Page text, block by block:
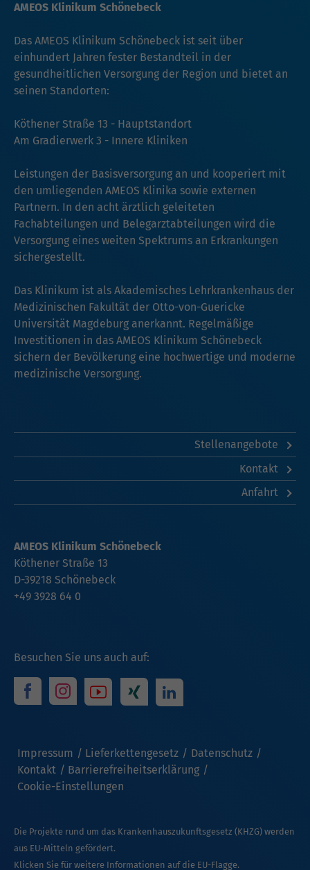
AMEOS Klinikum Schönebeck
Das AMEOS Klinikum Schönebeck ist seit über
einhundert Jahren fester Bestandteil in der
gesundheitlichen Versorgung der Region und bietet an
seinen Standorten:
Köthener Straße 13 - Hauptstandort
Am Gradierwerk 3 - Innere Kliniken
Leistungen der Basisversorgung an und kooperiert mit
den umliegenden AMEOS Klinika sowie externen
Partnern. In den acht ärztlich geleiteten
Fachabteilungen und Belegarztabteilungen wird die
Versorgung eines weiten Spektrums an Erkrankungen
sichergestellt.
Das Klinikum ist als Akademisches Lehrkrankenhaus der
Medizinischen Fakultät der Otto-von-Guericke
Universität Magdeburg anerkannt. Regelmäßige
Investitionen in das AMEOS Klinikum Schönebeck
sichern der Bevölkerung eine hochwertige und moderne
medizinische Versorgung.
Stellenangebote
Kontakt
Anfahrt
Besuchen Sie uns auch auf:
Impressum Lieferkettengesetz
Datenschutz
Kontakt
Barrierefreiheitserklärung
Cookie-Einstellungen
AMEOS Klinikum Schönebeck
Köthener Straße 13
D-39218 Schönebeck
+49 3928 64 0
Die Projekte rund um das Krankenhauszukunftsgesetz (KHZG) werden
aus EU-Mitteln gefördert.
Klicken Sie für weitere Informationen auf die EU-Flagge.